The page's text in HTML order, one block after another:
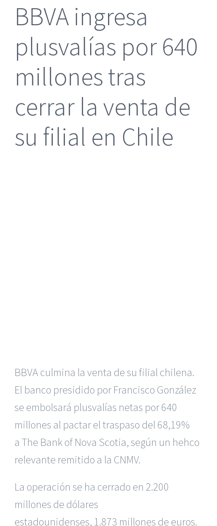
BBVA ingresa
plusvalías por 640
millones tras
cerrar la venta de
su filial en Chile
BBVA culmina la venta de su filial chilena.
El banco presidido por Francisco González
se embolsará plusvalías netas por 640
millones al pactar el traspaso del 68,19%
a The Bank of Nova Scotia, según un hehco
relevante remitido a la CNMV.
La operación se ha cerrado en 2.200
millones de dólares
estadounidenses, 1.873 millones de euros.